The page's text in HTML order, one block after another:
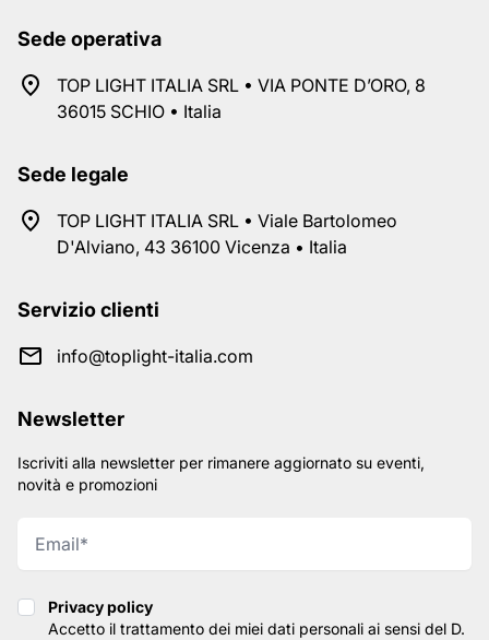
Sede operativa
TOP LIGHT ITALIA SRL • VIA PONTE D’ORO, 8
36015 SCHIO • Italia
Sede legale
TOP LIGHT ITALIA SRL • Viale Bartolomeo
D'Alviano, 43 36100 Vicenza • Italia
Servizio clienti
info@toplight-italia.com
Newsletter
Iscriviti alla newsletter per rimanere aggiornato su eventi,
novità e promozioni
Privacy policy
Privacy policy
Accetto il trattamento dei miei dati personali ai sensi del D.